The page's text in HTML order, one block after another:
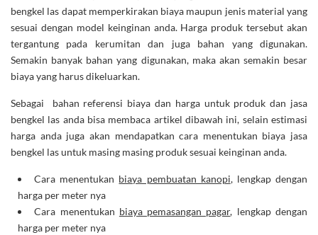
bengkel las dapat memperkirakan biaya maupun jenis material yang
sesuai dengan model keinginan anda. Harga produk tersebut akan
tergantung pada kerumitan dan juga bahan yang digunakan.
Semakin banyak bahan yang digunakan, maka akan semakin besar
biaya yang harus dikeluarkan.
Sebagai bahan referensi biaya dan harga untuk produk dan jasa
bengkel las anda bisa membaca artikel dibawah ini, selain estimasi
harga anda juga akan mendapatkan cara menentukan biaya jasa
bengkel las untuk masing masing produk sesuai keinginan anda.
Cara menentukan biaya pembuatan kanopi, lengkap dengan
harga per meter nya
Cara menentukan biaya pemasangan pagar, lengkap dengan
harga per meter nya